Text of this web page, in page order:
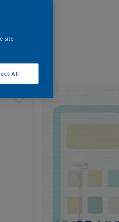
site
All